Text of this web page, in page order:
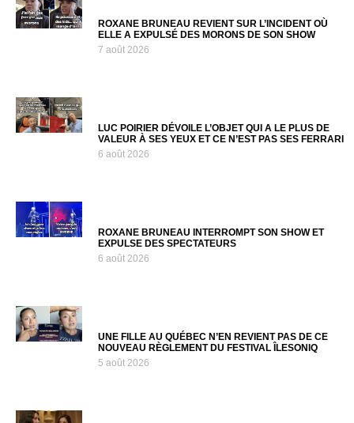
ROXANE BRUNEAU REVIENT SUR L’INCIDENT OÙ
ELLE A EXPULSÉ DES MORONS DE SON SHOW
7 août 2026
LUC POIRIER DÉVOILE L’OBJET QUI A LE PLUS DE
VALEUR À SES YEUX ET CE N’EST PAS SES FERRARI
6 août 2026
ROXANE BRUNEAU INTERROMPT SON SHOW ET
EXPULSE DES SPECTATEURS
6 août 2026
UNE FILLE AU QUÉBEC N’EN REVIENT PAS DE CE
NOUVEAU RÈGLEMENT DU FESTIVAL ÎLESONIQ
5 août 2026